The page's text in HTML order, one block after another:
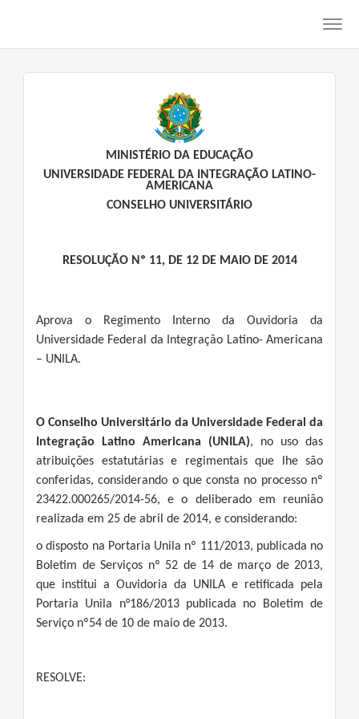
MINISTÉRIO DA EDUCAÇÃO
UNIVERSIDADE FEDERAL DA INTEGRAÇÃO LATINO-
AMERICANA
CONSELHO UNIVERSITÁRIO
RESOLUÇÃO Nº 11, DE 12 DE MAIO DE 2014
Aprova o Regimento Interno da Ouvidoria da
Universidade Federal da Integração Latino- Americana
– UNILA.
O Conselho Universitário da Universidade Federal da
Integração Latino Americana (UNILA), no uso das
atribuições estatutárias e regimentais que lhe são
conferidas, considerando o que consta no processo nº
23422.000265/2014-56, e o deliberado em reunião
realizada em 25 de abril de 2014, e considerando:
o disposto na Portaria Unila nº 111/2013, publicada no
Boletim de Serviços nº 52 de 14 de março de 2013,
que institui a Ouvidoria da UNILA e retificada pela
Portaria Unila n°186/2013 publicada no Boletim de
Serviço nº54 de 10 de maio de 2013.
RESOLVE: